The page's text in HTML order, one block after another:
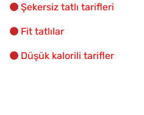
Şekersiz tatlı tarifleri
Fit tatlılar
Düşük kalorili tarifler